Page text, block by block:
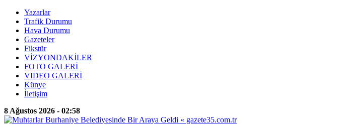
Yazarlar
Trafik Durumu
Hava Durumu
Gazeteler
Fikstür
VİZYONDAKİLER
FOTO GALERİ
VIDEO GALERİ
Künye
İletişim
8 Ağustos 2026 - 02:58